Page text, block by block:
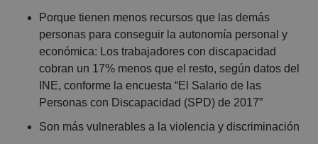
Porque tienen menos recursos que las demás
personas para conseguir la autonomía personal y
económica: Los trabajadores con discapacidad
cobran un 17% menos que el resto, según datos del
INE, conforme la encuesta “El Salario de las
Personas con Discapacidad (SPD) de 2017”
Son más vulnerables a la violencia y discriminación